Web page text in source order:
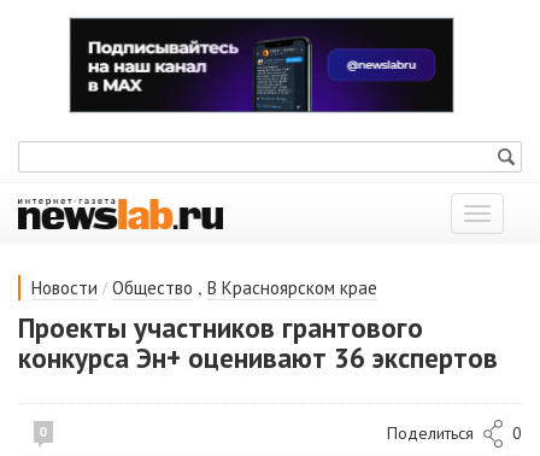
Показать
меню
Новости / Общество , В Красноярском крае
Проекты участников грантового
конкурса Эн+ оценивают 36 экспертов
0 Поделиться 0